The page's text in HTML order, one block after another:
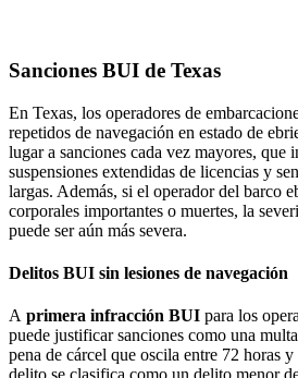
Sanciones BUI de Texas
En Texas, los operadores de
repetidos de navegación en estado de
lugar a sanciones cada vez mayores, que
suspensiones extendidas de licencias y
largas. Además, si el operador del barco
corporales importantes o muertes, la
puede ser aún más severa.
Delitos BUI sin lesiones de navegación
A primera infracción BUI para los
puede justificar sanciones como una
pena de cárcel que oscila entre 72 horas